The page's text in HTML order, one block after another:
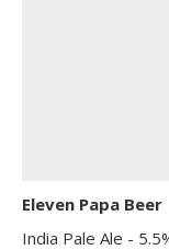
Eleven Papa Beer
India Pale Ale -